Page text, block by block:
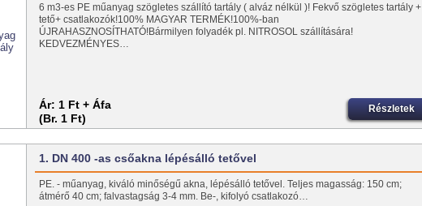
6 m3-es PE műanyag szögletes szállító tartály ( alváz nélkül )! Fekvő szögletes tartály +
tető+ csatlakozók!100% MAGYAR TERMÉK!100%-ban
ÚJRAHASZNOSÍTHATÓ!Bármilyen folyadék pl. NITROSOL szállítására!
KEDVEZMÉNYES…
Ár: 1 Ft + Áfa
(Br. 1 Ft)
Részletek
1. DN 400 -as csőakna lépésálló tetővel
PE. - műanyag, kiváló minőségű akna, lépésálló tetővel. Teljes magasság: 150 cm;
átmérő 40 cm; falvastagság 3-4 mm. Be-, kifolyó csatlakozó…